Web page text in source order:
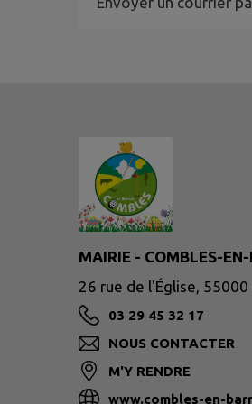
MAIRIE - COMBLES-
26 rue de l'Église,
03 29 45 32 17
NOUS CONTACTER
M'Y RENDRE
www.combles-en-